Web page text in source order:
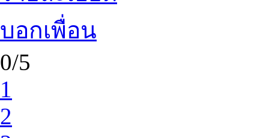
บอกเพื่อน
0/5
1
2